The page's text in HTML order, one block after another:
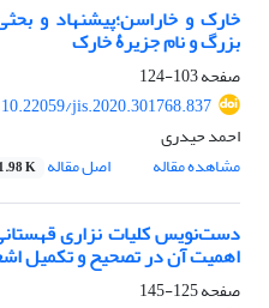
خارک و خاراسن؛پیشنهاد و
بزرگ و نام جزیرۀ خارک
صفحه103-124
10.22059/jis.2020.301768.837
احمد حیدری
مشاهده مقاله
اصل مقاله K
دست‌نویس کلیات نزاری
اهمیت آن در تصحیح و تکمیل
صفحه125-145